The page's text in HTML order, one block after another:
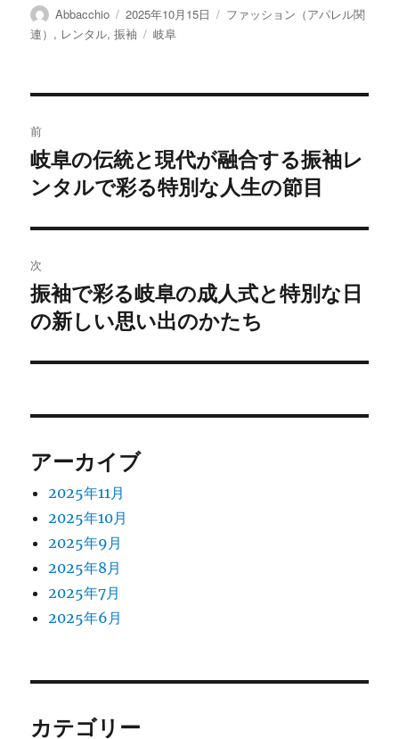
投
稿
Abbacchio
投
稿
2025年10月15日
カ
ファッション（アパレル関
連） , レンタル,振袖
タ
岐阜
稿
ナ
ビ
ゲ
ー
シ
ン
前
前
の
稿:
岐阜の伝統と現代が融合する振袖レ
ンタルで彩る特別な人生の節目
次
次
の
稿:
振袖で彩る岐阜の成人式と特別な日
の新しい思い出のかたち
アーカイブ
2025年11月
2025年10月
2025年9月
2025年8月
2025年7月
2025年6月
カテゴリー